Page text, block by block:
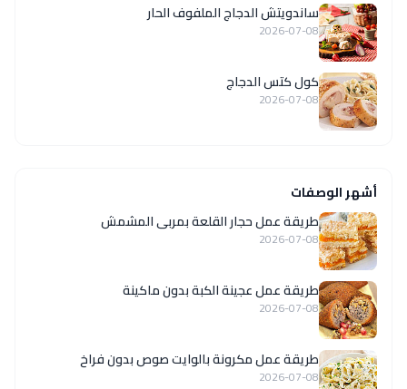
ساندويتش الدجاج الملفوف الحار
2026-07-08
كول كتس الدجاج
2026-07-08
أشهر الوصفات
طريقة عمل حجار القلعة بمربى المشمش
2026-07-08
طريقة عمل عجينة الكبة بدون ماكينة
2026-07-08
طريقة عمل مكرونة بالوايت صوص بدون فراخ
2026-07-08